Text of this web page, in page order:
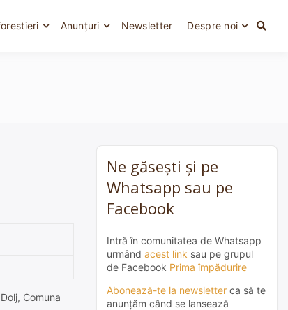
Anunțuri Newsletter Despre noi
Comuna
Ne găsești și pe
Whatsapp sau pe
Facebook
Intră în comunitatea de Whatsapp
urmând acest link sau pe grupul
de Facebook Prima împădurire
Abonează-te la newsletter ca să te
anunțăm când se lansează